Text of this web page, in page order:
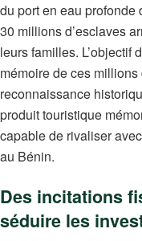
du port en eau profonde
30 millions d’esclaves
leurs familles. L’objectif
mémoire de ces
reconnaissance
produit touristique
capable de rivaliser
au Bénin.
Des incitations
séduire les